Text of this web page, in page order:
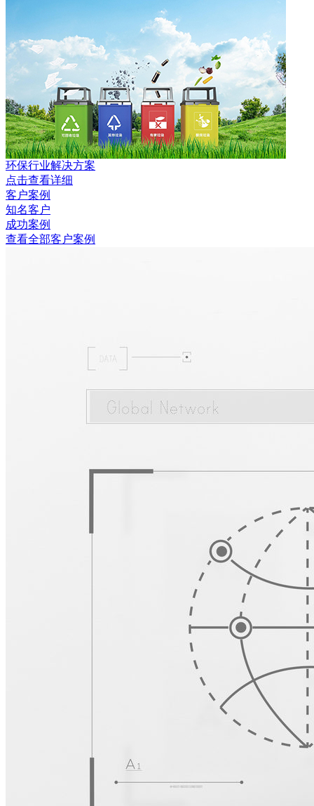
环保行业解决方案
点击查看详细
客户案例
知名客户
成功案例
查看全部客户案例